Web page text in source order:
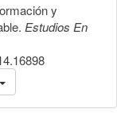
y
Estudios En